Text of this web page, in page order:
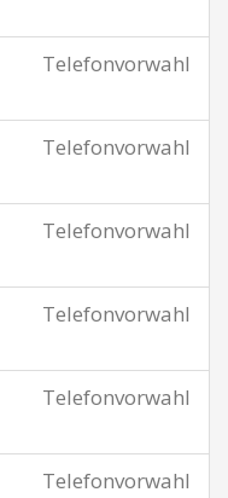
Telefonvorwahl
Telefonvorwahl
Telefonvorwahl
Telefonvorwahl
Telefonvorwahl
Telefonvorwahl